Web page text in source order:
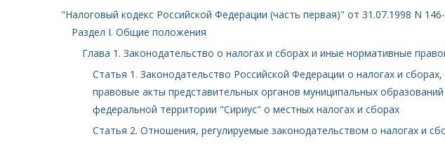
"Налоговый кодекс Российской Федерации (часть первая)" от 31.07.1998 N
Раздел I. Общие положения
Глава 1. Законодательство о налогах и сборах и иные нормативные
Статья 1. Законодательство Российской Федерации о налогах и
правовые акты представительных органов муниципальных
федеральной территории "Сириус" о местных налогах и сборах
Статья 2. Отношения, регулируемые законодательством о налогах и